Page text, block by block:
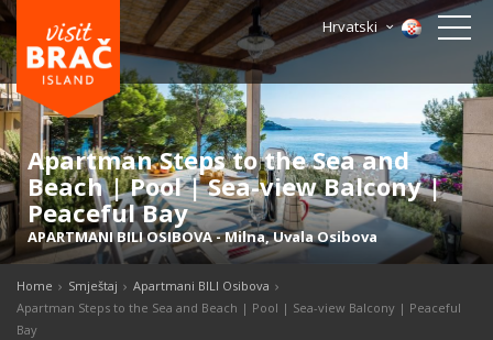
Hrvatski
Apartman Steps to the Sea and
Beach | Pool | Sea-view Balcony |
Peaceful Bay
APARTMANI BILI OSIBOVA-Milna,Uvala Osibova
Home Smještaj
Apartmani BILI Osibova
Apartman Steps to the Sea and Beach | Pool | Sea-view Balcony | Peaceful
Bay